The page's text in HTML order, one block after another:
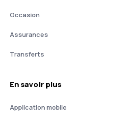
Occasion
Assurances
Transferts
En savoir plus
Application mobile